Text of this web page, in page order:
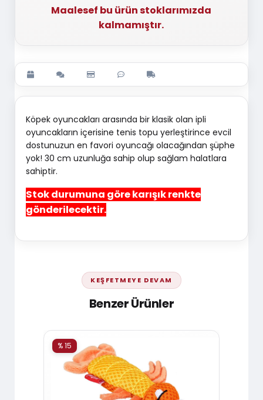
Maalesef bu ürün stoklarımızda
kalmamıştır.
Köpek oyuncakları arasında bir klasik olan ipli
oyuncakların içerisine tenis topu yerleştirince evcil
dostunuzun en favori oyuncağı olacağından şüphe
yok! 30 cm uzunluğa sahip olup sağlam halatlara
sahiptir.
Stok durumuna göre karışık renkte
gönderilecektir.
KEŞFETMEYE DEVAM
Benzer Ürünler
% 15